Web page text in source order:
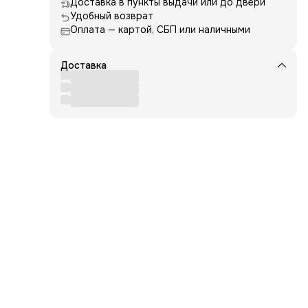
Удобный возврат
Оплата — картой, СБП или наличными
Доставка